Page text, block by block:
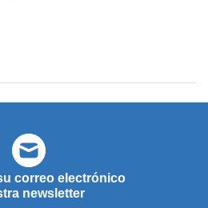
correo electrónico
newsletter